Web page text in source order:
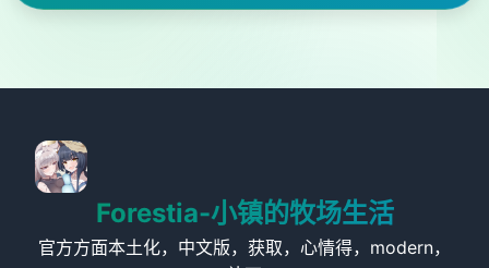
Forestia-小镇的牧场生活
官方方面本土化，中文版，获取，心情得，modern，